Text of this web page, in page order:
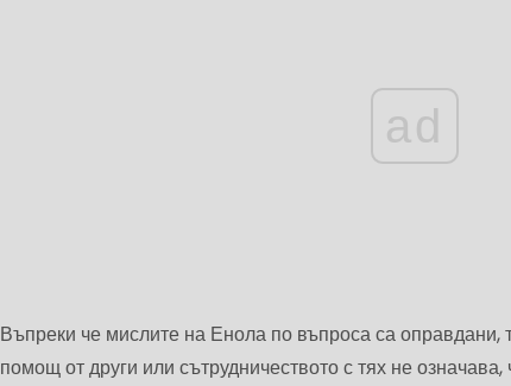
ad
Въпреки че мислите на Енола по въпроса са оправдани,
помощ от други или сътрудничеството с тях не